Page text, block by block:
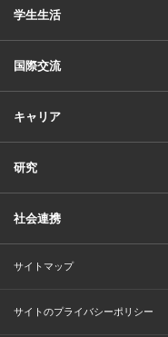
学生生活
国際交流
キャリア
研究
社会連携
サイトマップ
サイトのプライバシーポリシー